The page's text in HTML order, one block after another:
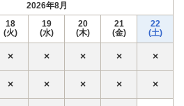
2026年8月
18
(火)
19
(水)
20
(木)
21
(金)
22
(土)
×
×
×
×
×
×
×
×
×
×